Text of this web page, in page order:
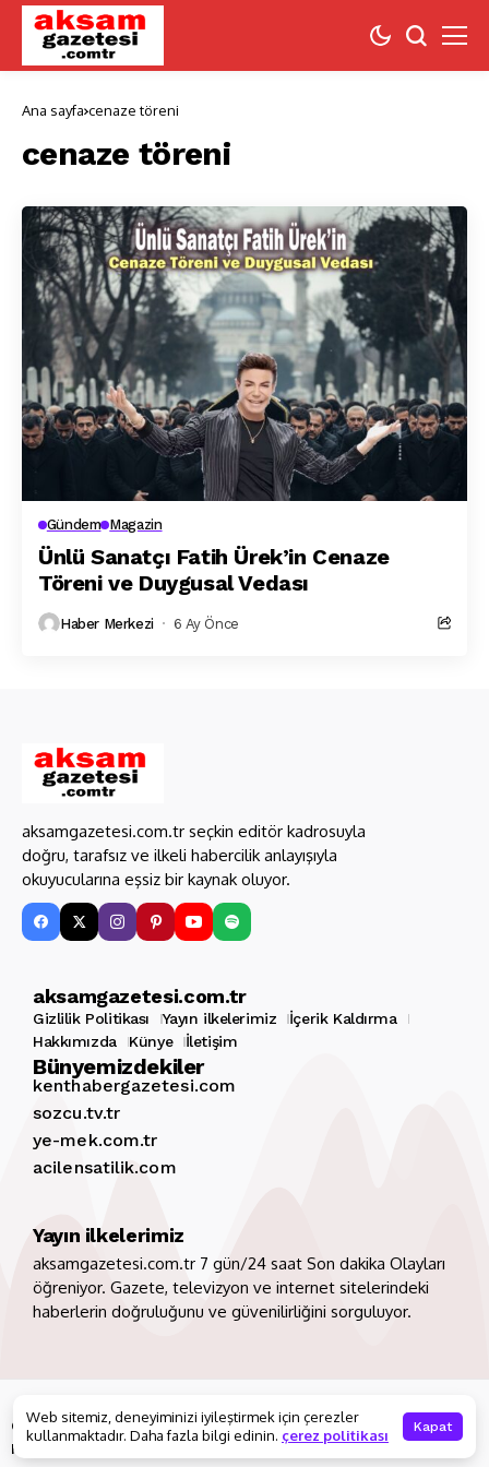
Ana sayfa cenaze töreni
cenaze töreni
Gündem Magazin
Ünlü Sanatçı Fatih Ürek’in Cenaze
Töreni ve Duygusal Vedası
Haber Merkezi 6 Ay Önce
aksamgazetesi.com.tr seçkin editör kadrosuyla
doğru, tarafsız ve ilkeli habercilik anlayışıyla
okuyucularına eşsiz bir kaynak oluyor.
aksamgazetesi.com.tr
Gizlilik Politikası Yayın ilkelerimiz
İçerik Kaldırma
Hakkımızda
Künye İletişim
Bünyemizdekiler
kenthabergazetesi.com
sozcu.tv.tr
ye-mek.com.tr
acilensatilik.com
Yayın ilkelerimiz
aksamgazetesi.com.tr 7 gün/24 saat Son dakika Olayları
öğreniyor. Gazete, televizyon ve internet sitelerindeki
haberlerin doğruluğunu ve güvenilirliğini sorguluyor.
Gizlilik Politikası Yayın ilkelerimiz
İçerik Kaldırma
Hakkımızda
Web sitemiz, deneyiminizi iyileştirmek için çerezler
kullanmaktadır. Daha fazla bilgi edinin. çerez politikası Kapat